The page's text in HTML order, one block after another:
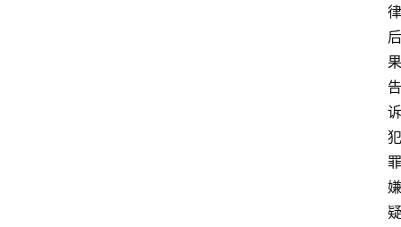
律
后
果
告
诉
犯
罪
嫌
疑